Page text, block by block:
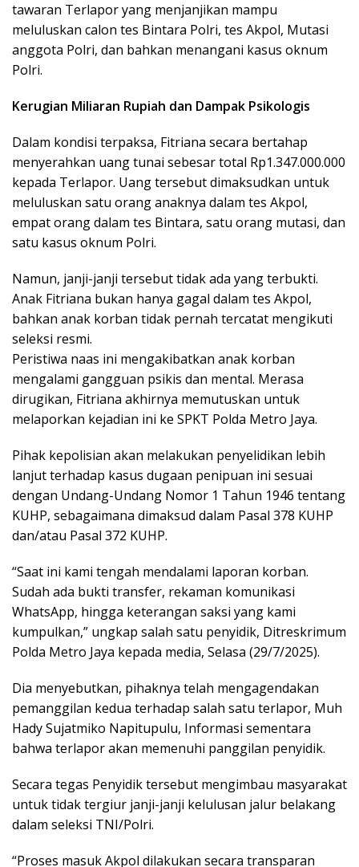
tawaran Terlapor yang menjanjikan mampu
meluluskan calon tes Bintara Polri, tes Akpol, Mutasi
anggota Polri, dan bahkan menangani kasus oknum
Polri.
Kerugian Miliaran Rupiah dan Dampak Psikologis
Dalam kondisi terpaksa, Fitriana secara bertahap
menyerahkan uang tunai sebesar total Rp1.347.000.000
kepada Terlapor. Uang tersebut dimaksudkan untuk
meluluskan satu orang anaknya dalam tes Akpol,
empat orang dalam tes Bintara, satu orang mutasi, dan
satu kasus oknum Polri.
Namun, janji-janji tersebut tidak ada yang terbukti.
Anak Fitriana bukan hanya gagal dalam tes Akpol,
bahkan anak korban tidak pernah tercatat mengikuti
seleksi resmi.
Peristiwa naas ini mengakibatkan anak korban
mengalami gangguan psikis dan mental. Merasa
dirugikan, Fitriana akhirnya memutuskan untuk
melaporkan kejadian ini ke SPKT Polda Metro Jaya.
Pihak kepolisian akan melakukan penyelidikan lebih
lanjut terhadap kasus dugaan penipuan ini sesuai
dengan Undang-Undang Nomor 1 Tahun 1946 tentang
KUHP, sebagaimana dimaksud dalam Pasal 378 KUHP
dan/atau Pasal 372 KUHP.
“Saat ini kami tengah mendalami laporan korban.
Sudah ada bukti transfer, rekaman komunikasi
WhatsApp, hingga keterangan saksi yang kami
kumpulkan,” ungkap salah satu penyidik, Ditreskrimum
Polda Metro Jaya kepada media, Selasa (29/7/2025).
Dia menyebutkan, pihaknya telah mengagendakan
pemanggilan kedua terhadap salah satu terlapor, Muh
Hady Sujatmiko Napitupulu, Informasi sementara
bahwa terlapor akan memenuhi panggilan penyidik.
Secara tegas Penyidik tersebut mengimbau masyarakat
untuk tidak tergiur janji-janji kelulusan jalur belakang
dalam seleksi TNI/Polri.
“Proses masuk Akpol dilakukan secara transparan